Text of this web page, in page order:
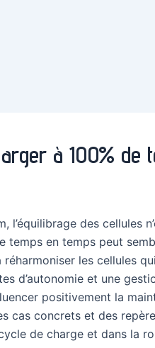
à 100% de
des cellules
temps en temps peut
les cellules
d’autonomie et une
positivement la
cas concrets et des
de charge et dans la